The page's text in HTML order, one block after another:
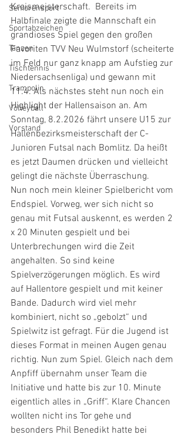
Seniorensport
Sportabzeichen
Tanzen
Tischtennis
Trampolin
Volleyball
Vorstand
Kreismeisterschaft.  Bereits im
Halbfinale zeigte die Mannschaft ein
grandioses Spiel gegen den großen
Favoriten TVV Neu Wulmstorf (scheiterte
im Feld nur ganz knapp am Aufstieg zur
Niedersachsenliga) und gewann mit
11:4. Als nächstes steht nun noch ein
Highlight der Hallensaison an. Am
Sonntag, 8.2.2026 fährt unsere U15 zur
Hallenbezirksmeisterschaft der C-
Junioren Futsal nach Bomlitz. Da heißt
es jetzt Daumen drücken und vielleicht
gelingt die nächste Überraschung.
Nun noch mein kleiner Spielbericht vom
Endspiel. Vorweg, wer sich nicht so
genau mit Futsal auskennt, es werden 2
x 20 Minuten gespielt und bei
Unterbrechungen wird die Zeit
angehalten. So sind keine
Spielverzögerungen möglich. Es wird
auf Hallentore gespielt und mit keiner
Bande. Dadurch wird viel mehr
kombiniert, nicht so „gebolzt“ und
Spielwitz ist gefragt. Für die Jugend ist
dieses Format in meinen Augen genau
richtig. Nun zum Spiel. Gleich nach dem
Anpfiff übernahm unser Team die
Initiative und hatte bis zur 10. Minute
eigentlich alles in „Griff“. Klare Chancen
wollten nicht ins Tor gehe und
besonders Phil Benedikt hatte bei